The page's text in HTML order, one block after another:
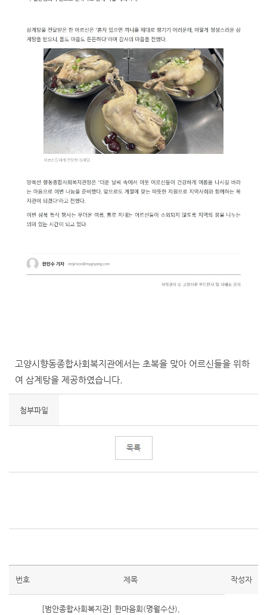
고양시향동종합사회복지관에서는 초복을 맞아 어르신들을 위하
여 삼계탕을 제공하였습니다.
첨부파일
번호 제목 작성자
[범안종합사회복지관] 한마음회(명월수산),